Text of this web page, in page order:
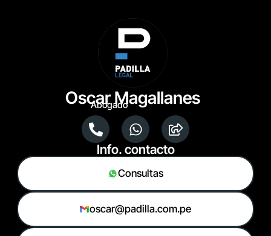
Oscar Magallanes
Abogado
Info. contacto
Consultas
oscar@padilla.com.pe